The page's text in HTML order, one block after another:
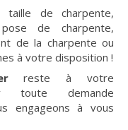
taille de charpente,
de charpente,
de la charpente ou
à votre disposition !
reste à votre
toute demande
engageons à vous